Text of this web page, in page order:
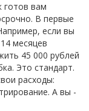
готов вам
В первые
если вы
месяцев
45 000 рублей
Это стандарт.
расходы:
А вы -